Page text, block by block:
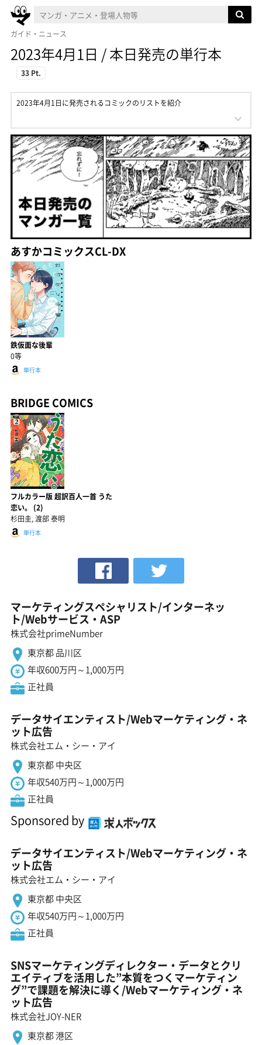
ガイド・ニュース
2023年4月1日 / 本日発売の単行本
33 Pt.
2023年4月1日に発売されるコミックのリストを紹介
あすかコミックスCL-DX
鉄仮面な後輩
0等
単行本
BRIDGE COMICS
フルカラー版 超訳百人一首 うた
恋い。 (2)
杉田圭, 渡部 泰明
単行本
マーケティングスペシャリスト/インターネッ
ト/Webサービス・ASP
株式会社primeNumber
東京都 品川区
年収600万円～1,000万円
正社員
データサイエンティスト/Webマーケティング・ネ
ット広告
株式会社エム・シー・アイ
東京都 中央区
年収540万円～1,000万円
正社員
Sponsored by
データサイエンティスト/Webマーケティング・ネ
ット広告
株式会社エム・シー・アイ
東京都 中央区
年収540万円～1,000万円
正社員
SNSマーケティングディレクター・データとクリ
エイティブを活用した”本質をつくマーケティン
グ”で課題を解決に導く/Webマーケティング・ネ
ット広告
株式会社JOY-NER
東京都 港区